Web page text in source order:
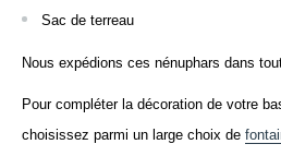
Sac de terreau
Nous expédions ces nénuphars dans
Pour compléter la décoration de votre
choisissez parmi un large choix de